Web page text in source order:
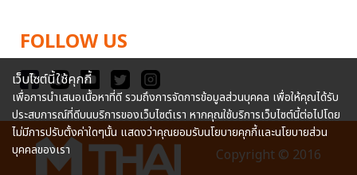
FOLLOW US
Copyright © 2016
เว็บไซต์นี้ใช้คุกกี้
เพื่อการนำเสนอเนื้อหาที่ดี รวมถึงการจัดการข้อมูลส่วนบุคคล เพื่อให้คุณได้รับ
ประสบการณ์ที่ดีบนบริการของเว็บไซต์เรา หากคุณใช้บริการเว็บไซต์นี้ต่อไปโดย
ไม่มีการปรับตั้งค่าใดๆนั้น แสดงว่าคุณยอมรับนโยบายคุกกี้และนโยบายส่วน
บุคคลของเรา